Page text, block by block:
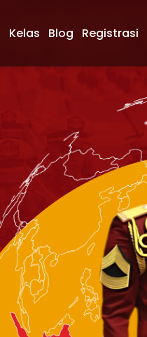
Kelas Blog Registrasi